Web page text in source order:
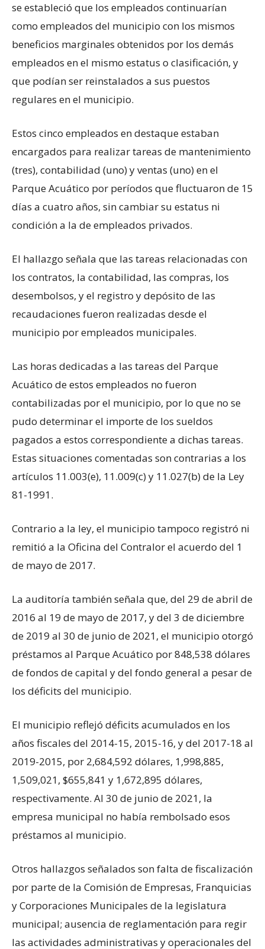
se estableció que los empleados continuarían
como empleados del municipio con los mismos
beneficios marginales obtenidos por los demás
empleados en el mismo estatus o clasificación, y
que podían ser reinstalados a sus puestos
regulares en el municipio.
Estos cinco empleados en destaque estaban
encargados para realizar tareas de mantenimiento
(tres), contabilidad (uno) y ventas (uno) en el
Parque Acuático por períodos que fluctuaron de 15
días a cuatro años, sin cambiar su estatus ni
condición a la de empleados privados.
El hallazgo señala que las tareas relacionadas con
los contratos, la contabilidad, las compras, los
desembolsos, y el registro y depósito de las
recaudaciones fueron realizadas desde el
municipio por empleados municipales.
Las horas dedicadas a las tareas del Parque
Acuático de estos empleados no fueron
contabilizadas por el municipio, por lo que no se
pudo determinar el importe de los sueldos
pagados a estos correspondiente a dichas tareas.
Estas situaciones comentadas son contrarias a los
artículos 11.003(e), 11.009(c) y 11.027(b) de la Ley
81-1991.
Contrario a la ley, el municipio tampoco registró ni
remitió a la Oficina del Contralor el acuerdo del 1
de mayo de 2017.
La auditoría también señala que, del 29 de abril de
2016 al 19 de mayo de 2017, y del 3 de diciembre
de 2019 al 30 de junio de 2021, el municipio otorgó
préstamos al Parque Acuático por 848,538 dólares
de fondos de capital y del fondo general a pesar de
los déficits del municipio.
El municipio reflejó déficits acumulados en los
años fiscales del 2014-15, 2015-16, y del 2017-18 al
2019-2015, por 2,684,592 dólares, 1,998,885,
1,509,021, $655,841 y 1,672,895 dólares,
respectivamente. Al 30 de junio de 2021, la
empresa municipal no había rembolsado esos
préstamos al municipio.
Otros hallazgos señalados son falta de fiscalización
por parte de la Comisión de Empresas, Franquicias
y Corporaciones Municipales de la legislatura
municipal; ausencia de reglamentación para regir
las actividades administrativas y operacionales del